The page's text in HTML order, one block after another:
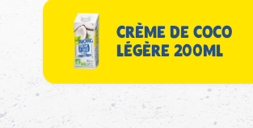
CRÈME DE COCO
LÉGÈRE 200ML